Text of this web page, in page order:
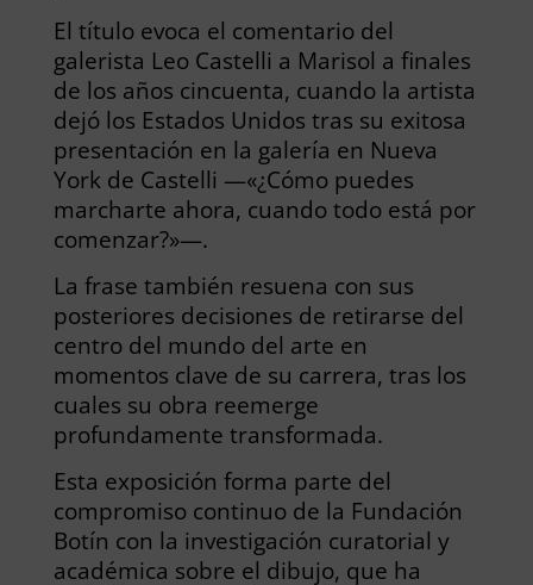
El título evoca el comentario del
galerista Leo Castelli a Marisol a finales
de los años cincuenta, cuando la artista
dejó los Estados Unidos tras su exitosa
presentación en la galería en Nueva
York de Castelli —«¿Cómo puedes
marcharte ahora, cuando todo está por
comenzar?»—.
La frase también resuena con sus
posteriores decisiones de retirarse del
centro del mundo del arte en
momentos clave de su carrera, tras los
cuales su obra reemerge
profundamente transformada.
Esta exposición forma parte del
compromiso continuo de la Fundación
Botín con la investigación curatorial y
académica sobre el dibujo, que ha